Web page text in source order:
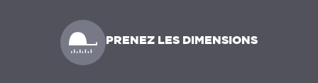
PRENEZ LES DIMENSIONS